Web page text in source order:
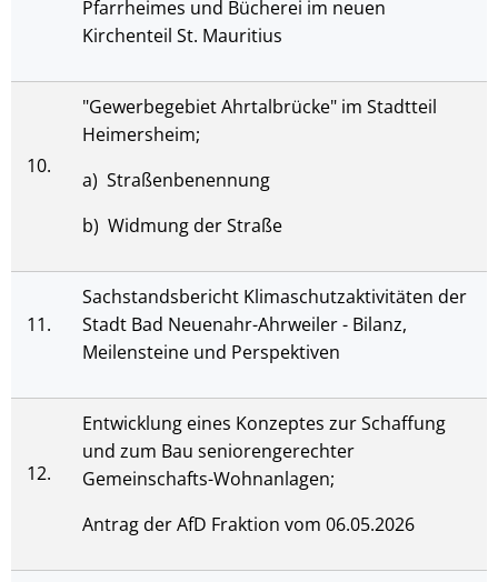
Pfarrheimes und Bücherei im neuen
Kirchenteil St. Mauritius
10.
"Gewerbegebiet Ahrtalbrücke" im Stadtteil
Heimersheim;
a) Straßenbenennung
b) Widmung der Straße
11.
Sachstandsbericht Klimaschutzaktivitäten der
Stadt Bad Neuenahr-Ahrweiler - Bilanz,
Meilensteine und Perspektiven
12.
Entwicklung eines Konzeptes zur Schaffung
und zum Bau seniorengerechter
Gemeinschafts-Wohnanlagen;
Antrag der AfD Fraktion vom 06.05.2026